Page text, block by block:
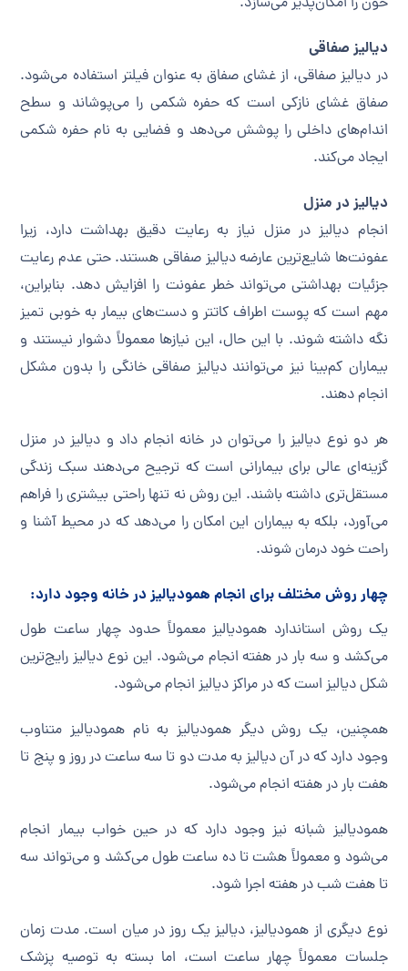
دیالیز صفاقی
در دیالیز صفاقی، از غشای صفاق به عنوان فیلتر استفاده می‌شود.
صفاق غشای نازکی است که حفره شکمی را می‌پوشاند و سطح
اندام‌های داخلی را پوشش می‌دهد و فضایی به نام حفره شکمی
ایجاد می‌کند.
دیالیز در منزل
انجام دیالیز در منزل نیاز به رعایت دقیق بهداشت دارد، زیرا
عفونت‌ها شایع‌ترین عارضه دیالیز صفاقی هستند. حتی عدم رعایت
جزئیات بهداشتی می‌تواند خطر عفونت را افزایش دهد. بنابراین،
مهم است که پوست اطراف کاتتر و دست‌های بیمار به خوبی تمیز
نگه داشته شوند. با این حال، این نیازها معمولاً دشوار نیستند و
بیماران کم‌بینا نیز می‌توانند دیالیز صفاقی خانگی را بدون مشکل
انجام دهند.
هر دو نوع دیالیز را می‌توان در خانه انجام داد و دیالیز در منزل
گزینه‌ای عالی برای بیمارانی است که ترجیح می‌دهند سبک زندگی
مستقل‌تری داشته باشند. این روش نه تنها راحتی بیشتری را فراهم
می‌آورد، بلکه به بیماران این امکان را می‌دهد که در محیط آشنا و
راحت خود درمان شوند.
چهار روش مختلف برای انجام همودیالیز در خانه وجود دارد:
یک روش استاندارد همودیالیز معمولاً حدود چهار ساعت طول
می‌کشد و سه بار در هفته انجام می‌شود. این نوع دیالیز رایج‌ترین
شکل دیالیز است که در مراکز دیالیز انجام می‌شود.
همچنین، یک روش دیگر همودیالیز به نام همودیالیز متناوب
وجود دارد که در آن دیالیز به مدت دو تا سه ساعت در روز و پنج تا
هفت بار در هفته انجام می‌شود.
همودیالیز شبانه نیز وجود دارد که در حین خواب بیمار انجام
می‌شود و معمولاً هشت تا ده ساعت طول می‌کشد و می‌تواند سه
تا هفت شب در هفته اجرا شود.
نوع دیگری از همودیالیز، دیالیز یک روز در میان است. مدت زمان
جلسات معمولاً چهار ساعت است، اما بسته به توصیه پزشک